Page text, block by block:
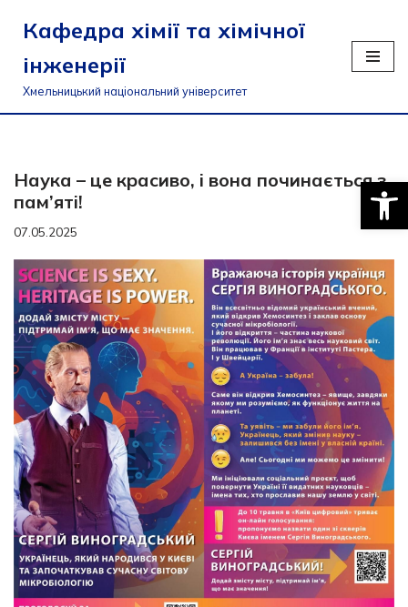
Перейти
до
вмісту
Кафедра хімії та хімічної
інженерії
Хмельницький національний університет
Наука – це красиво, і вона починається з
пам’яті!
07.05.2025